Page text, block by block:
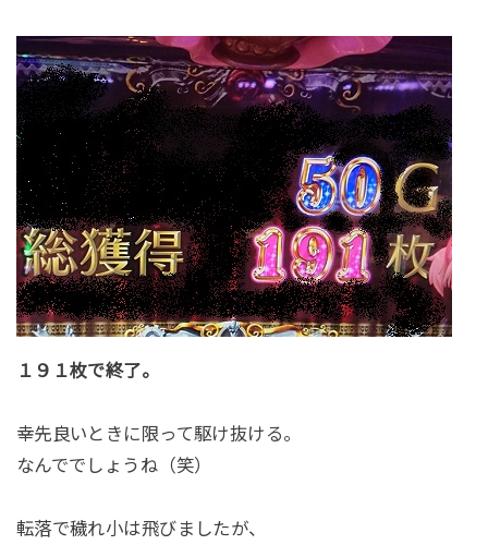
１９１枚で終了。
幸先良いときに限って駆け抜ける。
なんででしょうね（笑）
転落で穢れ小は飛びましたが、